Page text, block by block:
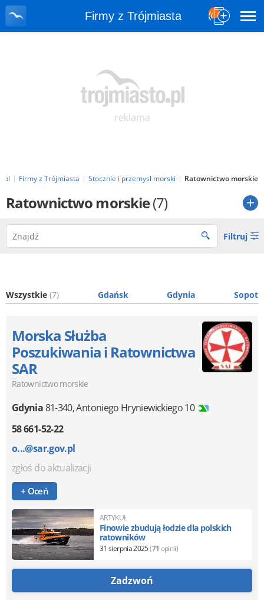
Firmy z Trójmiasta
Firmy z Trójmiasta Stocznie i przemysł morski Ratownictwo morskie
Ratownictwo morskie(7)
Filtruj
Wszystkie (7) Gdańsk Gdynia Sopot
Morska Służba
Poszukiwania i Ratownictwa
SAR
Ratownictwo morskie
Gdynia81-340,Antoniego Hryniewickiego 10
58 661-52-22
o...@sar.gov.pl
zgłoś do aktualizacji
+ Oceń
ARTYKUŁ
Finowie zbudują łodzie dla polskich
ratowników
31 sierpnia 2025(71 opinii)
Zadzwoń